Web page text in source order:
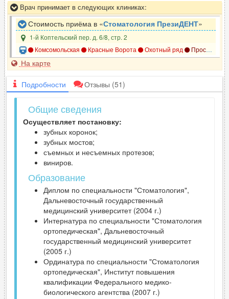
Врач принимает в следующих клиниках:
Стоимость приёма в «Стоматология ПрезиДЕНТ»
1-й Коптельский пер. д. 6/8, стр. 2
Комсомольская
Красные Ворота Охотный ряд Проспект мира
На карте
Подробности Отзывы (51)
Общие сведения
Осуществляет постановку:
зубных коронок;
зубных мостов;
съемных и несъемных протезов;
виниров.
Образование
Диплом по специальности "Стоматология",
Дальневосточный государственный
медицинский университет (2004 г.)
Интернатура по специальности "Стоматология
ортопедическая", Дальневосточный
государственный медицинский университет
(2005 г.)
Ординатура по специальности "Стоматология
ортопедическая", Институт повышения
квалификации Федерального медико-
биологического агентства (2007 г.)